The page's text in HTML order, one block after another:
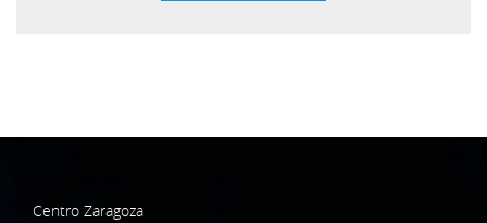
Centro Zaragoza